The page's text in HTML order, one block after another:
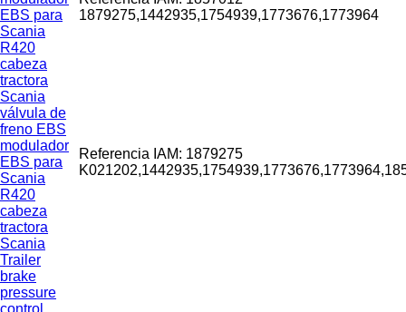
EBS para
Scania
R420
cabeza
tractora
1879275,1442935,1754939,1773676,1773964
Scania
válvula de
freno EBS
modulador
EBS para
Scania
R420
cabeza
tractora
Referencia IAM: 1879275
Scania
Trailer
brake
pressure
control